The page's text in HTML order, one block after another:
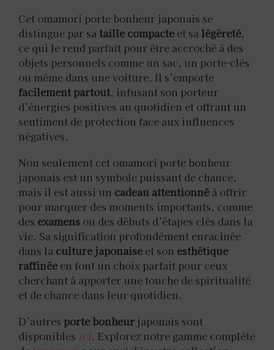
Cet omamori porte bonheur japonais se
distingue par sa taille compacte et sa légèreté,
ce qui le rend parfait pour être accroché à des
objets personnels comme un sac, un porte-clés
ou même dans une voiture. Il s’emporte
facilement partout, infusant son porteur
d’énergies positives au quotidien et offrant un
sentiment de protection face aux influences
négatives.
Non seulement cet omamori porte bonheur
japonais est un symbole puissant de chance,
mais il est aussi un cadeau attentionné à offrir
pour marquer des moments importants, comme
des examens ou des débuts d’étapes clés dans la
vie. Sa signification profondément enracinée
dans la culture japonaise et son esthétique
raffinée en font un choix parfait pour ceux
cherchant à apporter une touche de spiritualité
et de chance dans leur quotidien.
D’autres porte bonheur japonais sont
disponibles ici. Explorez notre gamme complète